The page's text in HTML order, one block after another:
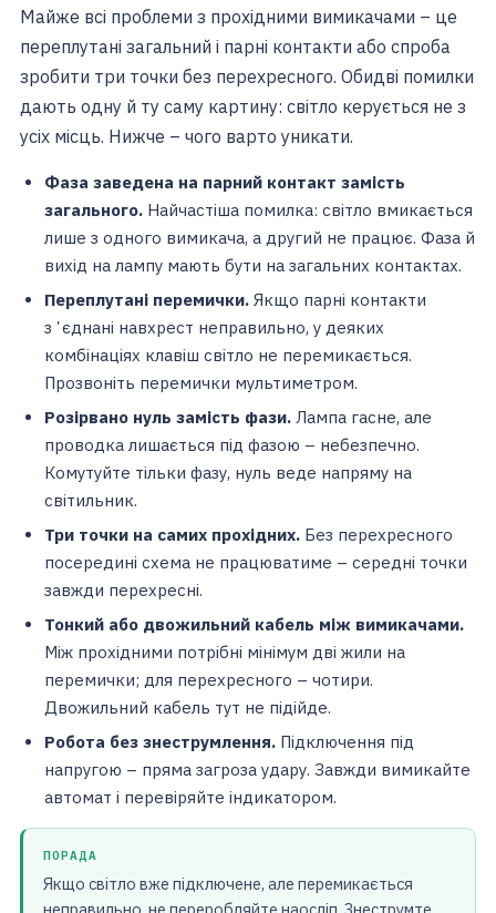
Майже всі проблеми з прохідними вимикачами – це
переплутані загальний і парні контакти або спроба
зробити три точки без перехресного. Обидві помилки
дають одну й ту саму картину: світло керується не з
усіх місць. Нижче – чого варто уникати.
Фаза заведена на парний контакт замість
загального. Найчастіша помилка: світло вмикається
лише з одного вимикача, а другий не працює. Фаза й
вихід на лампу мають бути на загальних контактах.
Переплутані перемички. Якщо парні контакти
зʼєднані навхрест неправильно, у деяких
комбінаціях клавіш світло не перемикається.
Прозвоніть перемички мультиметром.
Розірвано нуль замість фази. Лампа гасне, але
проводка лишається під фазою – небезпечно.
Комутуйте тільки фазу, нуль веде напряму на
світильник.
Три точки на самих прохідних. Без перехресного
посередині схема не працюватиме – середні точки
завжди перехресні.
Тонкий або двожильний кабель між вимикачами.
Між прохідними потрібні мінімум дві жили на
перемички; для перехресного – чотири.
Двожильний кабель тут не підійде.
Робота без знеструмлення. Підключення під
напругою – пряма загроза удару. Завжди вимикайте
автомат і перевіряйте індикатором.
ПОРАДА
Якщо світло вже підключене, але перемикається